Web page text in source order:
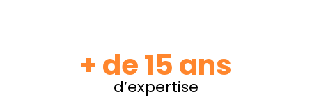
+ de 15 ans
d’expertise